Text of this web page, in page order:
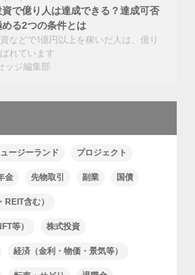
で億り人は達成できる？達成可否
める2つの条件とは
などで1億円以上を稼いだ人は、億り
れています
ッジ編集部
ージーランド プロジェクト
金 先物取引 副業 国債
含む）
等） 株式投資
経済（金利・物価・景気等）